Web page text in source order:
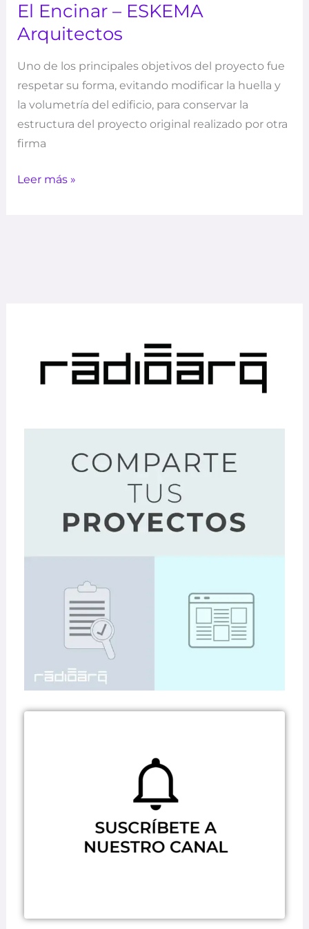
El Encinar – ESKEMA
Arquitectos
Uno de los principales objetivos del proyecto fue
respetar su forma, evitando modificar la huella y
la volumetría del edificio, para conservar la
estructura del proyecto original realizado por otra
firma
Leer más »